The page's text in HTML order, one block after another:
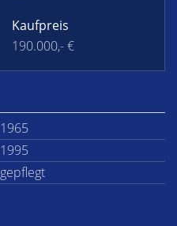
Kaufpreis
190.000,- €
1965
1995
gepflegt